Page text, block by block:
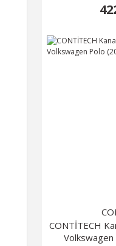
CONTİTECH